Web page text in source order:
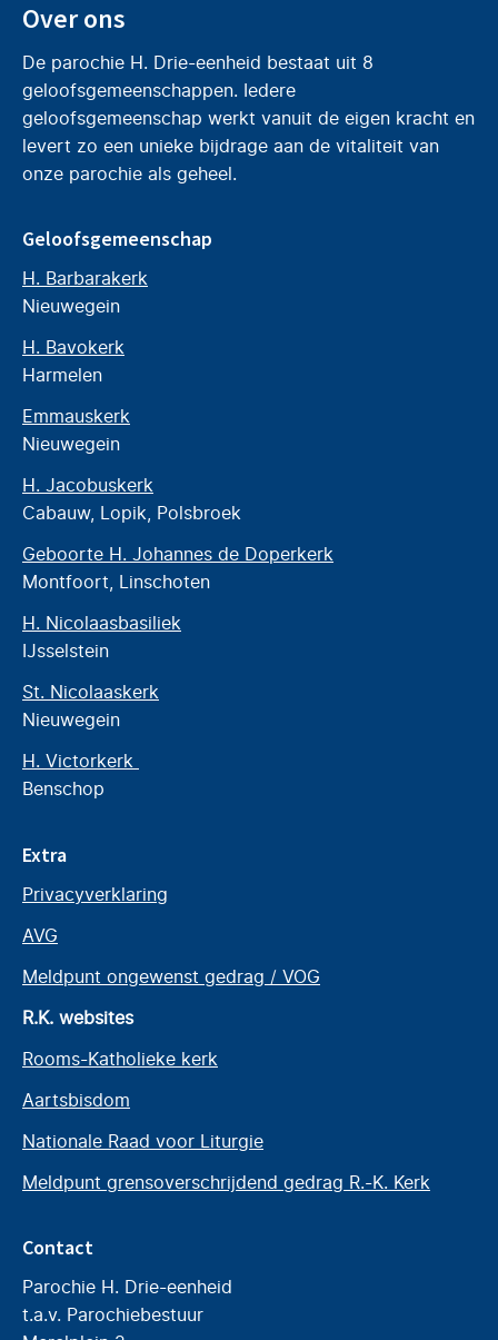
Over ons
De parochie H. Drie-eenheid bestaat uit 8
geloofsgemeenschappen. Iedere
geloofsgemeenschap werkt vanuit de eigen kracht en
levert zo een unieke bijdrage aan de vitaliteit van
onze parochie als geheel.
Geloofsgemeenschap
H. Barbarakerk
Nieuwegein
H. Bavokerk
Harmelen
Emmauskerk
Nieuwegein
H. Jacobuskerk
Cabauw, Lopik, Polsbroek
Geboorte H. Johannes de Doperkerk
Montfoort, Linschoten
H. Nicolaasbasiliek
IJsselstein
St. Nicolaaskerk
Nieuwegein
H. Victorkerk
Benschop
Extra
Privacyverklaring
AVG
Meldpunt ongewenst gedrag / VOG
R.K. websites
Rooms-Katholieke kerk
Aartsbisdom
Nationale Raad voor Liturgie
Meldpunt grensoverschrijdend gedrag R.-K. Kerk
Contact
Parochie H. Drie-eenheid
t.a.v. Parochiebestuur